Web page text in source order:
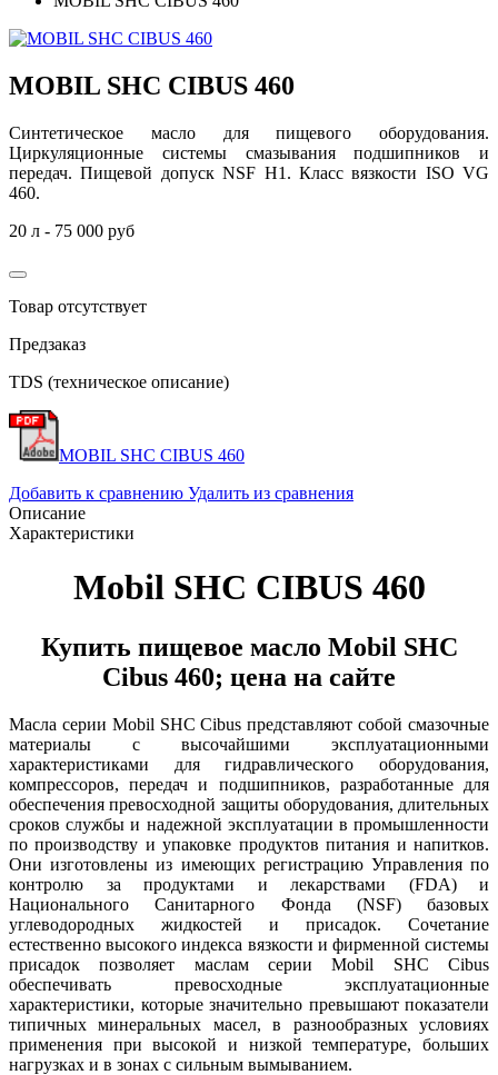
MOBIL SHC CIBUS 460
Синтетическое масло для пищевого оборудования.
Циркуляционные системы смазывания подшипников и
передач. Пищевой допуск NSF H1. Класс вязкости ISO VG
460.
20 л - 75 000 руб
Товар отсутствует
Предзаказ
TDS (техническое описание)
MOBIL SHC CIBUS 460
Добавить к сравнению Удалить из сравнения
Описание
Характеристики
Mobil SHC CIBUS 460
Купить пищевое масло Mobil SHC
Cibus 460; цена на сайте
Масла серии Mobil SHC Cibus представляют собой смазочные
материалы с высочайшими эксплуатационными
характеристиками для гидравлического оборудования,
компрессоров, передач и подшипников, разработанные для
обеспечения превосходной защиты оборудования, длительных
сроков службы и надежной эксплуатации в промышленности
по производству и упаковке продуктов питания и напитков.
Они изготовлены из имеющих регистрацию Управления по
контролю за продуктами и лекарствами
(FDA) и
Национального Санитарного Фонда
(NSF) базовых
углеводородных жидкостей и присадок. Сочетание
естественно высокого индекса вязкости и фирменной системы
присадок позволяет маслам серии Mobil SHC Cibus
обеспечивать превосходные эксплуатационные
характеристики, которые значительно превышают показатели
типичных минеральных масел, в разнообразных условиях
применения при высокой и низкой температуре, больших
нагрузках и в зонах с сильным вымыванием.